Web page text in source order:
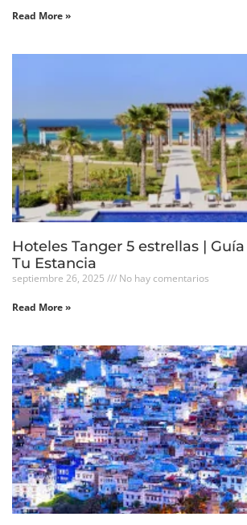
Read More »
Hoteles Tanger 5 estrellas |
Tu Estancia
septiembre 26, 2025 No hay comentarios
Read More »